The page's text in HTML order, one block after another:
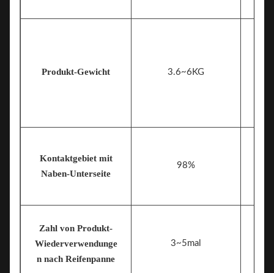
Produkt-Gewicht 3.6~6KG
Kontaktgebiet mit
Naben-Unterseite
98%
Zahl von Produkt-
Wiederverwendunge
n nach Reifenpanne
3~5mal